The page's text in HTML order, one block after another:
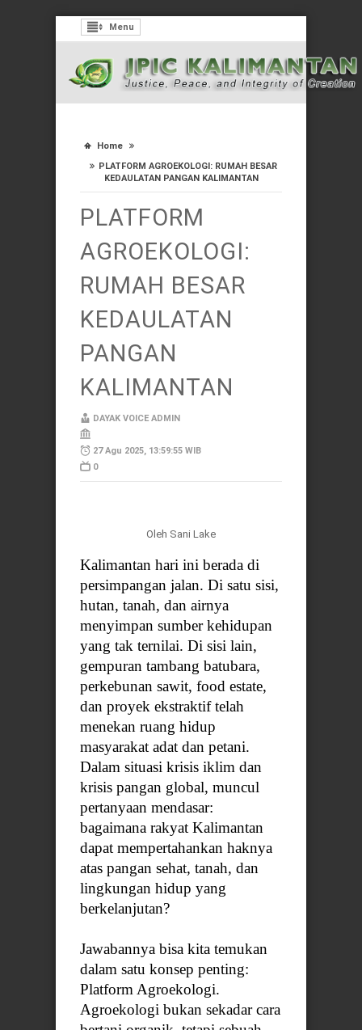
Menu
Home
PLATFORM AGROEKOLOGI: RUMAH BESAR
KEDAULATAN PANGAN KALIMANTAN
PLATFORM
AGROEKOLOGI:
RUMAH BESAR
KEDAULATAN
PANGAN
KALIMANTAN
DAYAK VOICE ADMIN
27 Agu 2025, 13:59:55 WIB
0
Oleh Sani Lake
Kalimantan hari ini berada di
persimpangan jalan. Di satu sisi,
hutan, tanah, dan airnya
menyimpan sumber kehidupan
yang tak ternilai. Di sisi lain,
gempuran tambang batubara,
perkebunan sawit, food estate,
dan proyek ekstraktif telah
menekan ruang hidup
masyarakat adat dan petani.
Dalam situasi krisis iklim dan
krisis pangan global, muncul
pertanyaan mendasar:
bagaimana rakyat Kalimantan
dapat mempertahankan haknya
atas pangan sehat, tanah, dan
lingkungan hidup yang
berkelanjutan?
Jawabannya bisa kita temukan
dalam satu konsep penting:
Platform Agroekologi.
Agroekologi bukan sekadar cara